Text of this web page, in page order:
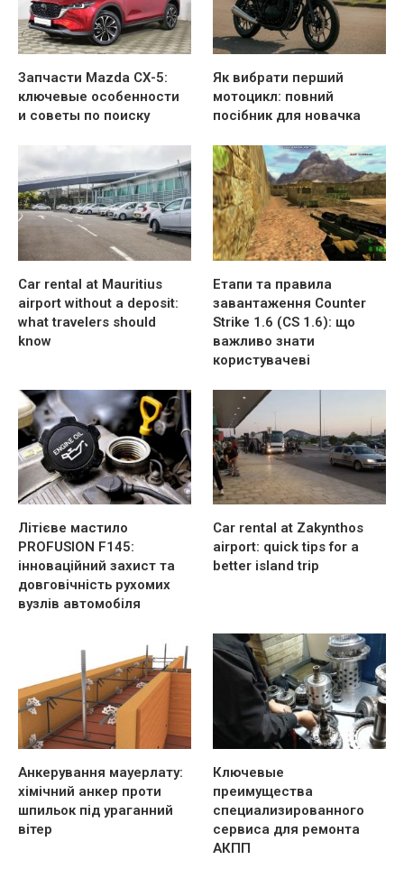
Запчасти Mazda CX-5:
ключевые особенности
и советы по поиску
Як вибрати перший
мотоцикл: повний
посібник для новачка
Car rental at Mauritius
airport without a deposit:
what travelers should
know
Етапи та правила
завантаження Counter
Strike 1.6 (CS 1.6): що
важливо знати
користувачеві
Літієве мастило
PROFUSION F145:
інноваційний захист та
довговічність рухомих
вузлів автомобіля
Car rental at Zakynthos
airport: quick tips for a
better island trip
Анкерування мауерлату:
хімічний анкер проти
шпильок під ураганний
вітер
Ключевые
преимущества
специализированного
сервиса для ремонта
АКПП